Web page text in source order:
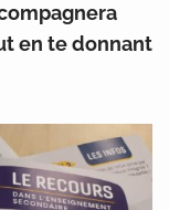
en te donnant